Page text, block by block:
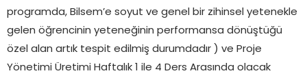
programda, Bilsem’e soyut ve genel bir zihinsel yetenekle
gelen öğrencinin yeteneğinin performansa dönüştüğü
özel alan artık tespit edilmiş durumdadır ) ve Proje
Yönetimi Üretimi Haftalık 1 ile 4 Ders Arasında olacak